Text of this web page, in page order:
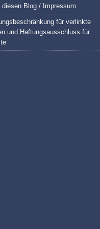
diesen Blog / Impressum
für verlinkte
und Haftungsausschluss für